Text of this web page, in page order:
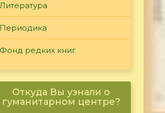
Литература
Периодика
Фонд редких книг
Откуда Вы узнали о
гуманитарном центре?